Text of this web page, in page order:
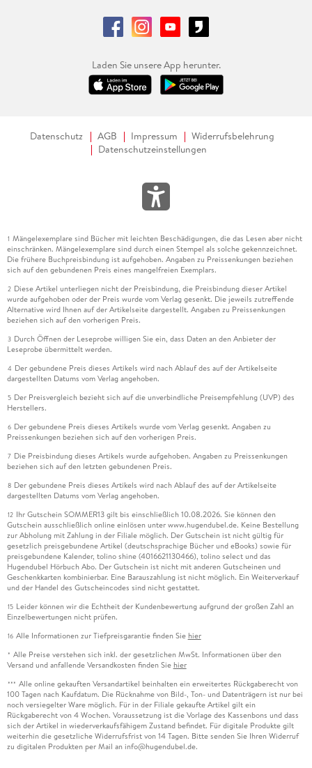
Laden Sie unsere App herunter.
Datenschutz AGB Impressum
Widerrufsbelehrung
Datenschutzeinstellungen
1 Mängelexemplare sind Bücher mit leichten Beschädigungen, die das Lesen aber nicht
einschränken. Mängelexemplare sind durch einen Stempel als solche gekennzeichnet.
Die frühere Buchpreisbindung ist aufgehoben. Angaben zu Preissenkungen beziehen
sich auf den gebundenen Preis eines mangelfreien Exemplars.
2 Diese Artikel unterliegen nicht der Preisbindung, die Preisbindung dieser Artikel
wurde aufgehoben oder der Preis wurde vom Verlag gesenkt. Die jeweils zutreffende
Alternative wird Ihnen auf der Artikelseite dargestellt. Angaben zu Preissenkungen
beziehen sich auf den vorherigen Preis.
3 Durch Öffnen der Leseprobe willigen Sie ein, dass Daten an den Anbieter der
Leseprobe übermittelt werden.
4 Der gebundene Preis dieses Artikels wird nach Ablauf des auf der Artikelseite
dargestellten Datums vom Verlag angehoben.
5 Der Preisvergleich bezieht sich auf die unverbindliche Preisempfehlung (UVP) des
Herstellers.
6 Der gebundene Preis dieses Artikels wurde vom Verlag gesenkt. Angaben zu
Preissenkungen beziehen sich auf den vorherigen Preis.
7 Die Preisbindung dieses Artikels wurde aufgehoben. Angaben zu Preissenkungen
beziehen sich auf den letzten gebundenen Preis.
8 Der gebundene Preis dieses Artikels wird nach Ablauf des auf der Artikelseite
dargestellten Datums vom Verlag angehoben.
12 Ihr Gutschein SOMMER13 gilt bis einschließlich 10.08.2026. Sie können den
Gutschein ausschließlich online einlösen unter www.hugendubel.de. Keine Bestellung
zur Abholung mit Zahlung in der Filiale möglich. Der Gutschein ist nicht gültig für
gesetzlich preisgebundene Artikel (deutschsprachige Bücher und eBooks) sowie für
preisgebundene Kalender, tolino shine (4016621130466), tolino select und das
Hugendubel Hörbuch Abo. Der Gutschein ist nicht mit anderen Gutscheinen und
Geschenkkarten kombinierbar. Eine Barauszahlung ist nicht möglich. Ein Weiterverkauf
und der Handel des Gutscheincodes sind nicht gestattet.
15 Leider können wir die Echtheit der Kundenbewertung aufgrund der großen Zahl an
Einzelbewertungen nicht prüfen.
16 Alle Informationen zur Tiefpreisgarantie finden Sie hier
* Alle Preise verstehen sich inkl. der gesetzlichen MwSt. Informationen über den
Versand und anfallende Versandkosten finden Sie hier
*** Alle online gekauften Versandartikel beinhalten ein erweitertes Rückgaberecht von
100 Tagen nach Kaufdatum. Die Rücknahme von Bild-, Ton- und Datenträgern ist nur bei
noch versiegelter Ware möglich. Für in der Filiale gekaufte Artikel gilt ein
Rückgaberecht von 4 Wochen. Voraussetzung ist die Vorlage des Kassenbons und dass
sich der Artikel in wiederverkaufsfähigem Zustand befindet. Für digitale Produkte gilt
weiterhin die gesetzliche Widerrufsfrist von 14 Tagen. Bitte senden Sie Ihren Widerruf
zu digitalen Produkten per Mail an info@hugendubel.de.